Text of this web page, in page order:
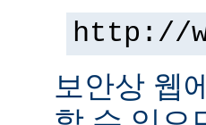
http://
보안상 웹